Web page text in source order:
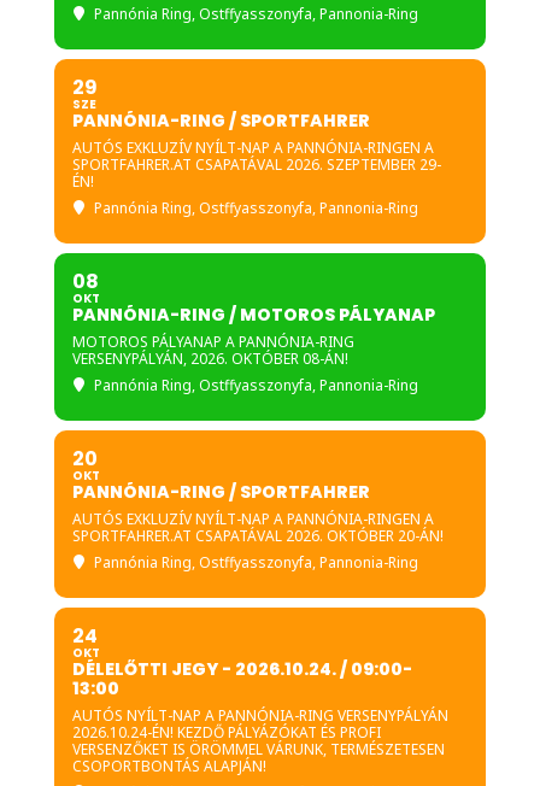
Pannónia Ring, Ostffyasszonyfa, Pannonia-Ring
29
SZE
PANNÓNIA-RING / SPORTFAHRER
AUTÓS EXKLUZÍV NYÍLT-NAP A PANNÓNIA-RINGEN A
SPORTFAHRER.AT CSAPATÁVAL 2026. SZEPTEMBER 29-
ÉN!
Pannónia Ring, Ostffyasszonyfa, Pannonia-Ring
08
OKT
PANNÓNIA-RING / MOTOROS PÁLYANAP
MOTOROS PÁLYANAP A PANNÓNIA-RING
VERSENYPÁLYÁN, 2026. OKTÓBER 08-ÁN!
Pannónia Ring, Ostffyasszonyfa, Pannonia-Ring
20
OKT
PANNÓNIA-RING / SPORTFAHRER
AUTÓS EXKLUZÍV NYÍLT-NAP A PANNÓNIA-RINGEN A
SPORTFAHRER.AT CSAPATÁVAL 2026. OKTÓBER 20-ÁN!
Pannónia Ring, Ostffyasszonyfa, Pannonia-Ring
24
OKT
DÉLELŐTTI JEGY - 2026.10.24. / 09:00-
13:00
AUTÓS NYÍLT-NAP A PANNÓNIA-RING VERSENYPÁLYÁN
2026.10.24-ÉN! KEZDŐ PÁLYÁZÓKAT ÉS PROFI
VERSENZŐKET IS ÖRÖMMEL VÁRUNK, TERMÉSZETESEN
CSOPORTBONTÁS ALAPJÁN!